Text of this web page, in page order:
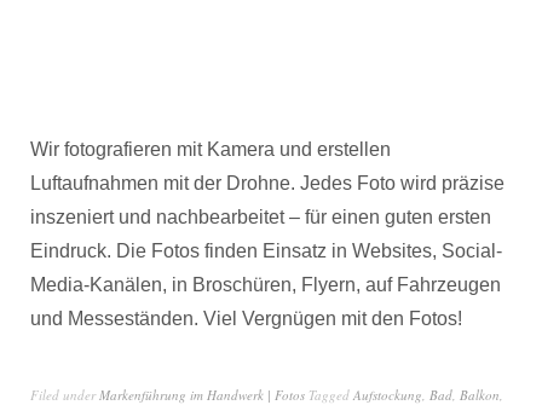
Wir fotografieren mit Kamera und erstellen
Luftaufnahmen mit der Drohne. Jedes Foto wird präzise
inszeniert und nachbearbeitet – für einen guten ersten
Eindruck. Die Fotos finden Einsatz in Websites, Social-
Media-Kanälen, in Broschüren, Flyern, auf Fahrzeugen
und Messeständen. Viel Vergnügen mit den Fotos!
Filed under Markenführung im Handwerk | Fotos Tagged Aufstockung Bad Balkon